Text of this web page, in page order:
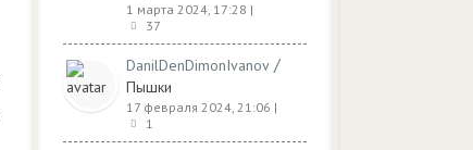
1 марта 2024, 17:28 |
37
DanilDenDimonIvanov /
Пышки
17 февраля 2024, 21:06 |
1